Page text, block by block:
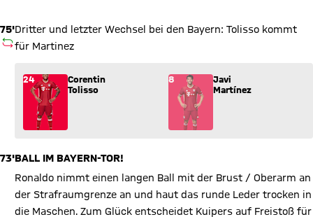
75'
AUSWECHSLUNG
Dritter und letzter Wechsel bei den Bayern: Tolisso kommt
für Martinez
Wechsel: Corentin Tolisso (24) kommt für Javi Martínez (8)
24
Corentin
Tolisso
8
Javi
Martínez
73'BALL IM BAYERN-TOR!
Ronaldo nimmt einen langen Ball mit der Brust / Oberarm an
der Strafraumgrenze an und haut das runde Leder trocken in
die Maschen. Zum Glück entscheidet Kuipers auf Freistoß für